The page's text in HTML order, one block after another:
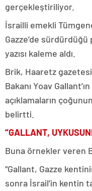
gerçekleştiriliyor.
İsrailli emekli
Gazze’de
yazısı kaleme aldı.
Brik, Haaretz
Bakanı Yoav
açıklamaların
belirtti.
“GALLANT,
Buna örnekler veren
“Gallant, Gazze
sonra İsrail’in kentin